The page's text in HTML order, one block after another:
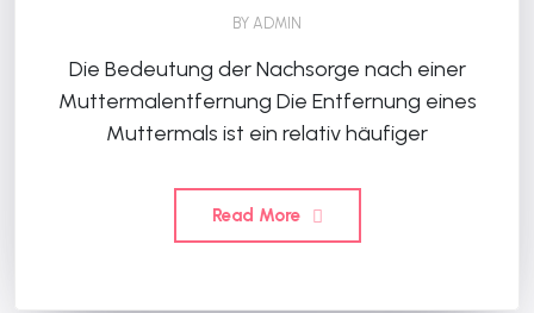
BY ADMIN
Die Bedeutung der Nachsorge nach einer
Muttermalentfernung Die Entfernung eines
Muttermals ist ein relativ häufiger
Read More